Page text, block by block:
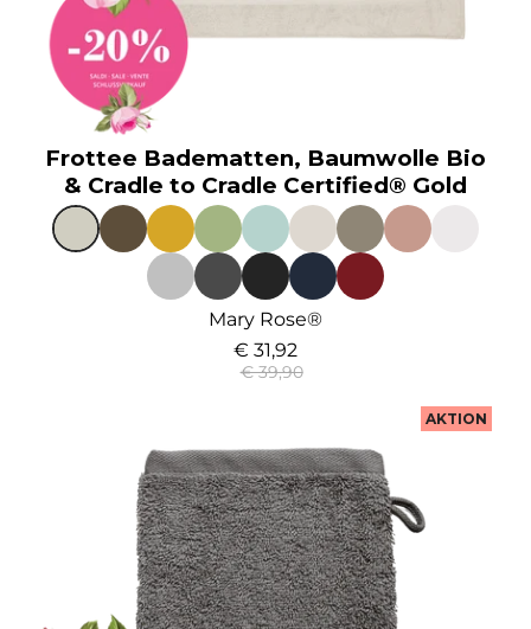
Frottee Badematten, Baumwolle Bio
& Cradle to Cradle Certified® Gold
Mary Rose®
€ 31,92
€ 39,90
AKTION